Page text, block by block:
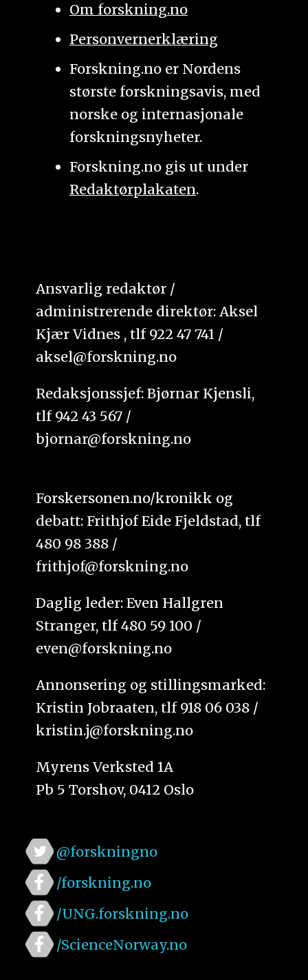
Om forskning.no
Personvernerklæring
Forskning.no er Nordens
største forskningsavis, med
norske og internasjonale
forskningsnyheter.
Forskning.no gis ut under
Redaktørplakaten.
Ansvarlig redaktør /
administrerende direktør: Aksel
Kjær Vidnes , tlf 922 47 741 /
aksel@forskning.no
Redaksjonssjef: Bjørnar Kjensli,
tlf 942 43 567 /
bjornar@forskning.no
Forskersonen.no/kronikk og
debatt: Frithjof Eide Fjeldstad, tlf
480 98 388 /
frithjof@forskning.no
Daglig leder: Even Hallgren
Stranger, tlf 480 59 100 /
even@forskning.no
Annonsering og stillingsmarked:
Kristin Jobraaten, tlf 918 06 038 /
kristin.j@forskning.no
Myrens Verksted 1A
Pb 5 Torshov, 0412 Oslo
@forskningno
/forskning.no
/UNG.forskning.no
/ScienceNorway.no